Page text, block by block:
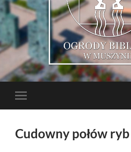
Ogrody
mobile
Cudowny połów ryb